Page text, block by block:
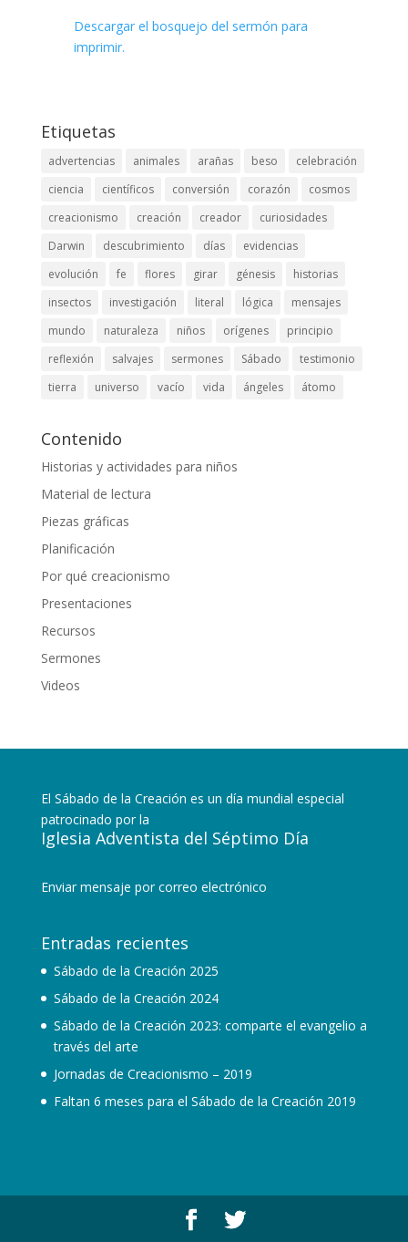
Descargar el bosquejo del sermón para
imprimir.
Etiquetas
advertencias animales arañas beso
celebración
ciencia
científicos conversión corazón
cosmos
creacionismo
creación creador
curiosidades
Darwin
descubrimiento días
evidencias
evolución
fe flores girar génesis
historias
insectos
investigación literal lógica
mensajes
mundo
naturaleza niños orígenes
principio
reflexión
salvajes sermones Sábado
testimonio
tierra
universo vacío vida ángeles átomo
Contenido
Historias y actividades para niños
Material de lectura
Piezas gráficas
Planificación
Por qué creacionismo
Presentaciones
Recursos
Sermones
Videos
El Sábado de la Creación es un día mundial especial
patrocinado por la
Iglesia Adventista del Séptimo Día
Enviar mensaje por correo electrónico
Entradas recientes
Sábado de la Creación 2025
Sábado de la Creación 2024
Sábado de la Creación 2023: comparte el evangelio a
través del arte
Jornadas de Creacionismo – 2019
Faltan 6 meses para el Sábado de la Creación 2019